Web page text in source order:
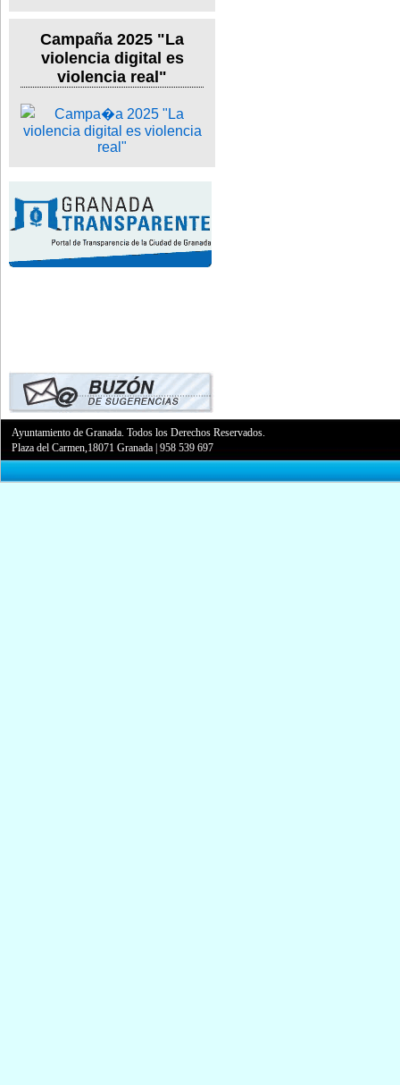
Campaña 2025 "La
violencia digital es
violencia real"
Ayuntamiento de Granada. Todos los Derechos Reservados.
Plaza del Carmen,18071 Granada |958 539 697